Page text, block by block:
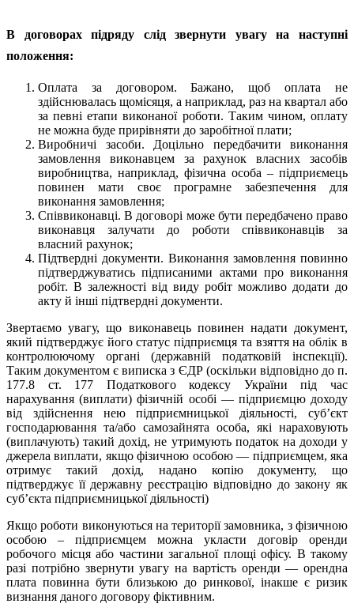
В договорах підряду слід звернути увагу на наступні
положення:
Оплата за договором. Бажано, щоб оплата не
здійснювалась щомісяця, а наприклад, раз на квартал або
за певні етапи виконаної роботи. Таким чином, оплату
не можна буде прирівняти до заробітної плати;
Виробничі засоби. Доцільно передбачити виконання
замовлення виконавцем за рахунок власних засобів
виробництва, наприклад, фізична особа – підприємець
повинен мати своє програмне забезпечення для
виконання замовлення;
Співвиконавці. В договорі може бути передбачено право
виконавця залучати до роботи співвиконавців за
власний рахунок;
Підтвердні документи. Виконання замовлення повинно
підтверджуватись підписаними актами про виконання
робіт. В залежності від виду робіт можливо додати до
акту й інші підтвердні документи.
Звертаємо увагу, що виконавець повинен надати документ,
який підтверджує його статус підприємця та взяття на облік в
контролюючому органі (державній податковій інспекції).
Таким документом є виписка з ЄДР (оскільки відповідно до п.
177.8 ст. 177 Податкового кодексу України під час
нарахування (виплати) фізичній особі — підприємцю доходу
від здійснення нею підприємницької діяльності, суб’єкт
господарювання та/або самозайнята особа, які нараховують
(виплачують) такий дохід, не утримують податок на доходи у
джерела виплати, якщо фізичною особою — підприємцем, яка
отримує такий дохід, надано копію документу, що
підтверджує її державну реєстрацію відповідно до закону як
суб’єкта підприємницької діяльності)
Якщо роботи виконуються на території замовника, з фізичною
особою – підприємцем можна укласти договір оренди
робочого місця або частини загальної площі офісу. В такому
разі потрібно звернути увагу на вартість оренди — орендна
плата повинна бути близькою до ринкової, інакше є ризик
визнання даного договору фіктивним.